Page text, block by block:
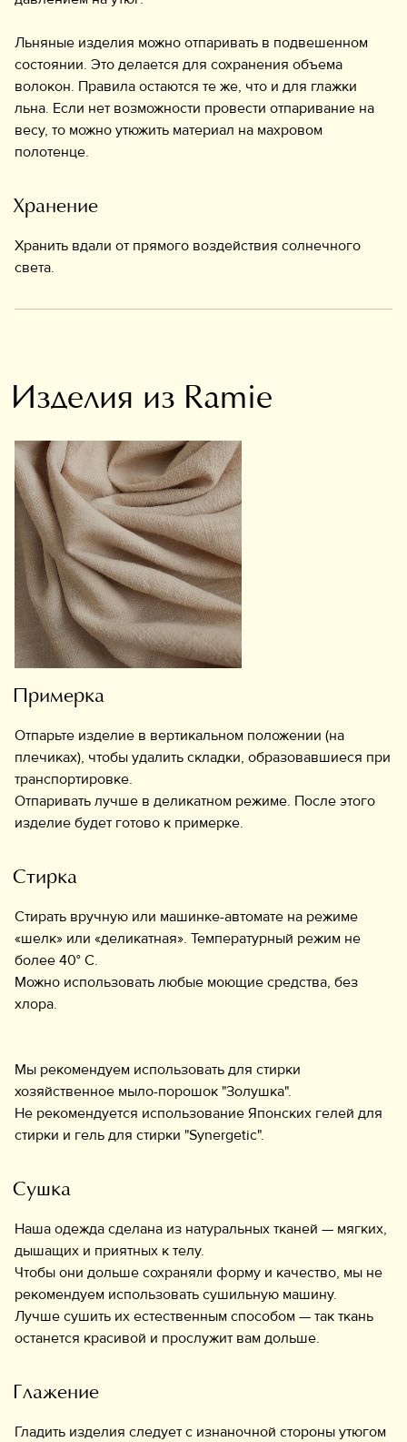
Льняные изделия можно отпаривать в подвешенном
состоянии. Это делается для сохранения объема
волокон. Правила остаются те же, что и для глажки
льна. Если нет возможности провести отпаривание на
весу, то можно утюжить материал на махровом
полотенце.
Хранение
Хранить вдали от прямого воздействия солнечного
света.
Изделия из Ramie
Примерка
Отпарьте изделие в вертикальном положении (на
плечиках), чтобы удалить складки, образовавшиеся при
транспортировке.
Отпаривать лучше в деликатном режиме. После этого
изделие будет готово к примерке.
Стирка
Стирать вручную или машинке-автомате на режиме
«шелк» или «деликатная». Температурный режим не
более 40° C.
Можно использовать любые моющие средства, без
хлора.
Мы рекомендуем использовать для стирки
хозяйственное мыло-порошок "Золушка".
Не рекомендуется использование Японских гелей для
стирки и гель для стирки "Synergetic".
Сушка
Наша одежда сделана из натуральных тканей — мягких,
дышащих и приятных к телу.
Чтобы они дольше сохраняли форму и качество, мы не
рекомендуем использовать сушильную машину.
Лучше сушить их естественным способом — так ткань
останется красивой и прослужит вам дольше.
Глажение
Гладить изделия следует с изнаночной стороны утюгом